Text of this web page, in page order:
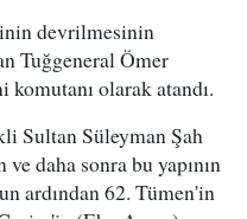
devrilmesinin
Tuğgeneral Ömer
olarak atandı.
Sultan Süleyman Şah
daha sonra bu yapının
ardından 62. Tümen'in